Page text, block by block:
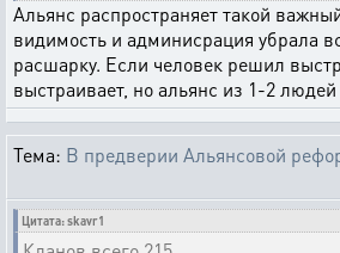
Альянс распространяет такой
видимость и админисрация убрала
расшарку. Если человек решил
выстраивает, но альянс из 1-2 людей
Тема: В предверии Альянсовой
Цитата: skavr1